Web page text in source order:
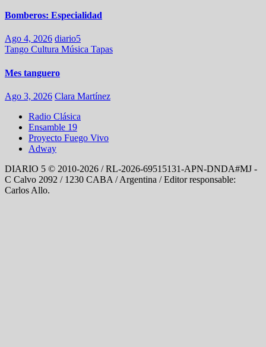
Bomberos: Especialidad
Ago 4, 2026 diario5
Tango Cultura Música Tapas
Mes tanguero
Ago 3, 2026 Clara Martínez
Radio Clásica
Ensamble 19
Proyecto Fuego Vivo
Adway
DIARIO 5 © 2010-2026 / RL-2026-69515131-APN-DNDA#MJ -
C Calvo 2092 / 1230 CABA / Argentina / Editor responsable:
Carlos Allo.